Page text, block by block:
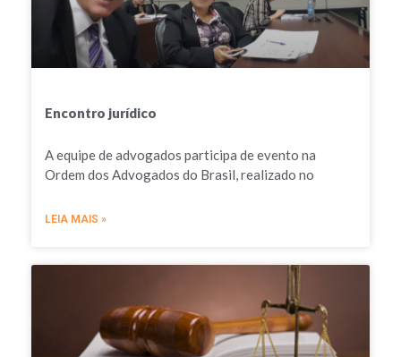
Encontro jurídico
A equipe de advogados participa de evento na
Ordem dos Advogados do Brasil, realizado no
LEIA MAIS »